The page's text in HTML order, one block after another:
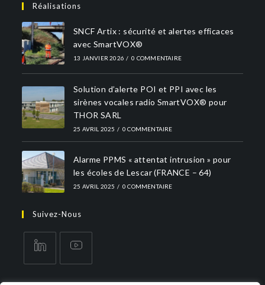
Réalisations
SNCF Artix : sécurité et alertes efficaces
avec SmartVOX®
13 JANVIER 2026 / 0 COMMENTAIRE
Solution d’alerte POI et PPI avec les
sirènes vocales radio SmartVOX® pour
THOR SARL
25 AVRIL 2025 / 0 COMMENTAIRE
Alarme PPMS « attentat intrusion » pour
les écoles de Lescar (FRANCE – 64)
25 AVRIL 2025 / 0 COMMENTAIRE
Suivez-Nous